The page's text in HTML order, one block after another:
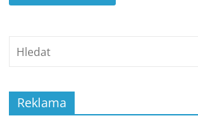
Reklama